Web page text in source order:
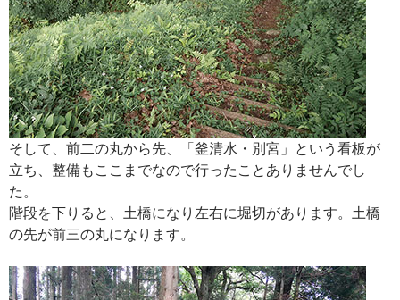
そして、前二の丸から先、「釜清水・別宮」という看板が
立ち、整備もここまでなので行ったことありませんでし
た。
階段を下りると、土橋になり左右に堀切があります。土橋
の先が前三の丸になります。